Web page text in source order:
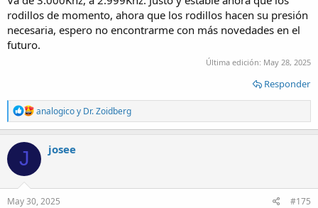
rodillos de momento, ahora que los rodillos hacen su presión
necesaria, espero no encontrarme con más novedades en el
futuro.
Última edición: May 28, 2025
Responder
R
e
a
c
i
n
s
analogicoy Dr. Zoidberg
J josee
May 30, 2025 #175